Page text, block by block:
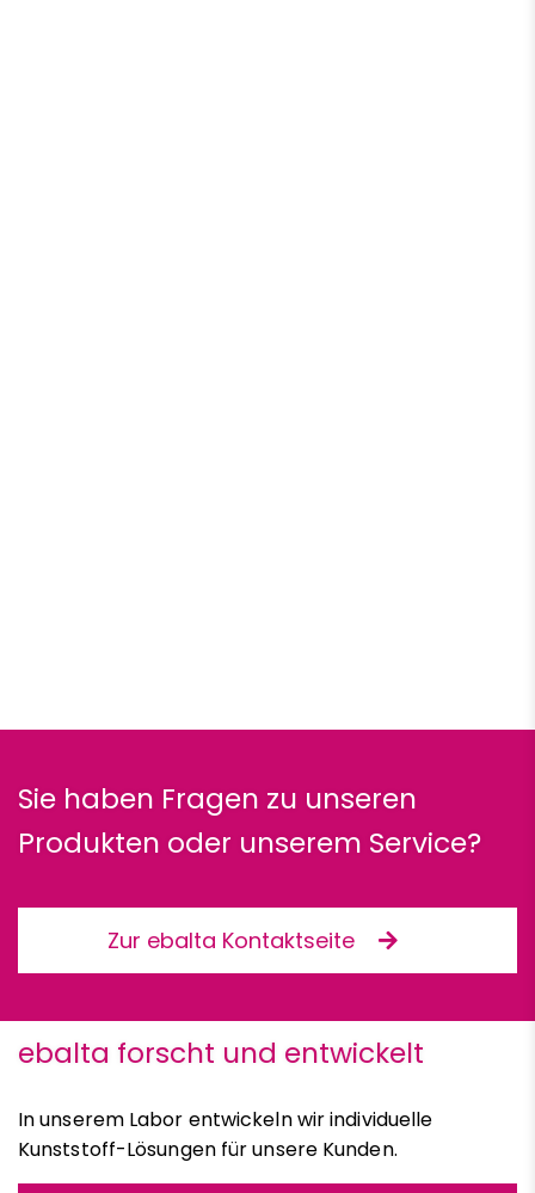
Sie haben Fragen zu unseren
Produkten oder unserem Service?
Zur ebalta Kontaktseite
ebalta forscht und entwickelt
In unserem Labor entwickeln wir individuelle
Kunststoff-Lösungen für unsere Kunden.